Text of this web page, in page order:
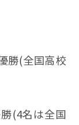
勝(全国高校
(4名は全国